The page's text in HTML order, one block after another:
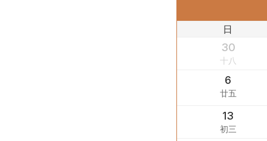
日
30
十八
6
廿五
13
初三